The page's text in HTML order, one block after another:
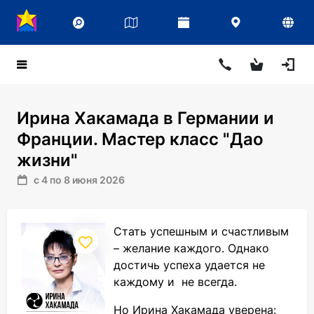
Ирина Хакамада в Германии и
Франции. Мастер класс "Дао
жизни"
с 4 по 8 июня 2026
Стать успешным и счастливым
– желание каждого. Однако
достичь успеха удается не
каждому и не всегда.
Но Ирина Хакамада уверена: